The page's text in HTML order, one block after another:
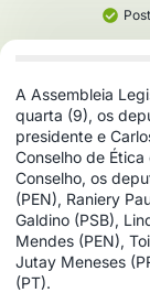
A Assembleia
quarta (9), os
presidente e
Conselho de
Conselho, os
(PEN), Raniery
Galdino (PSB),
Mendes (PEN),
Jutay Meneses
(PT).